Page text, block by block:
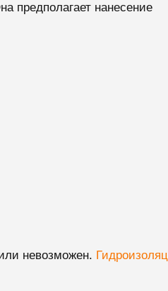
предполагает нанесение
невозможен.